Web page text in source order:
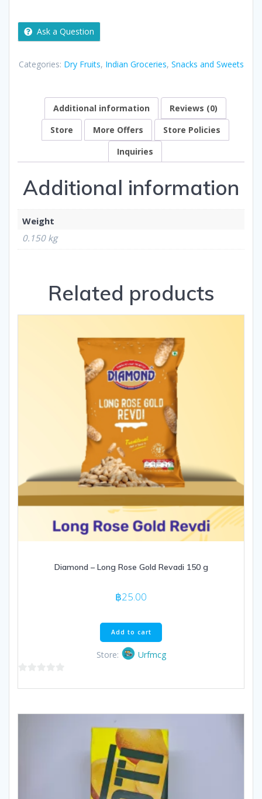
Ask a Question
Categories: Dry Fruits, Indian Groceries, Snacks and Sweets
Additional information
Reviews (0)
Store
More Offers
Store Policies
Inquiries
Additional information
Weight
0.150 kg
Related products
Diamond – Long Rose Gold Revadi 150 g
฿25.00
Add to cart
Store: Urfmcg